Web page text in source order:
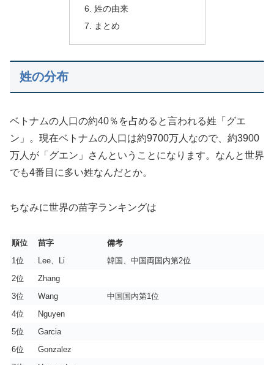
姓の由来
まとめ
姓の分布
ベトナムの人口の約40％を占めると言われる姓「グエ
ン」。現在ベトナムの人口は約9700万人なので、約3900
万人が「グエン」さんということになります。なんと世界
でも4番目に多い姓なんだとか。
ちなみに世界の苗字ランキングは
順位 苗字
備考
1位
Lee、Li
韓国、中国両国内第2位
2位
Zhang
3位
Wang
中国国内第1位
4位
Nguyen
5位
Garcia
6位
Gonzalez